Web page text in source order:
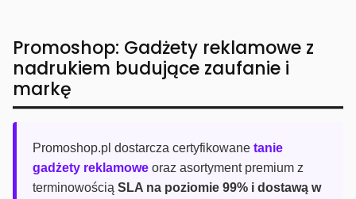
Promoshop: Gadżety reklamowe z
nadrukiem budujące zaufanie i
markę
Promoshop.pl dostarcza certyfikowane tanie
gadżety reklamowe oraz asortyment premium z
terminowością SLA na poziomie 99% i dostawą w